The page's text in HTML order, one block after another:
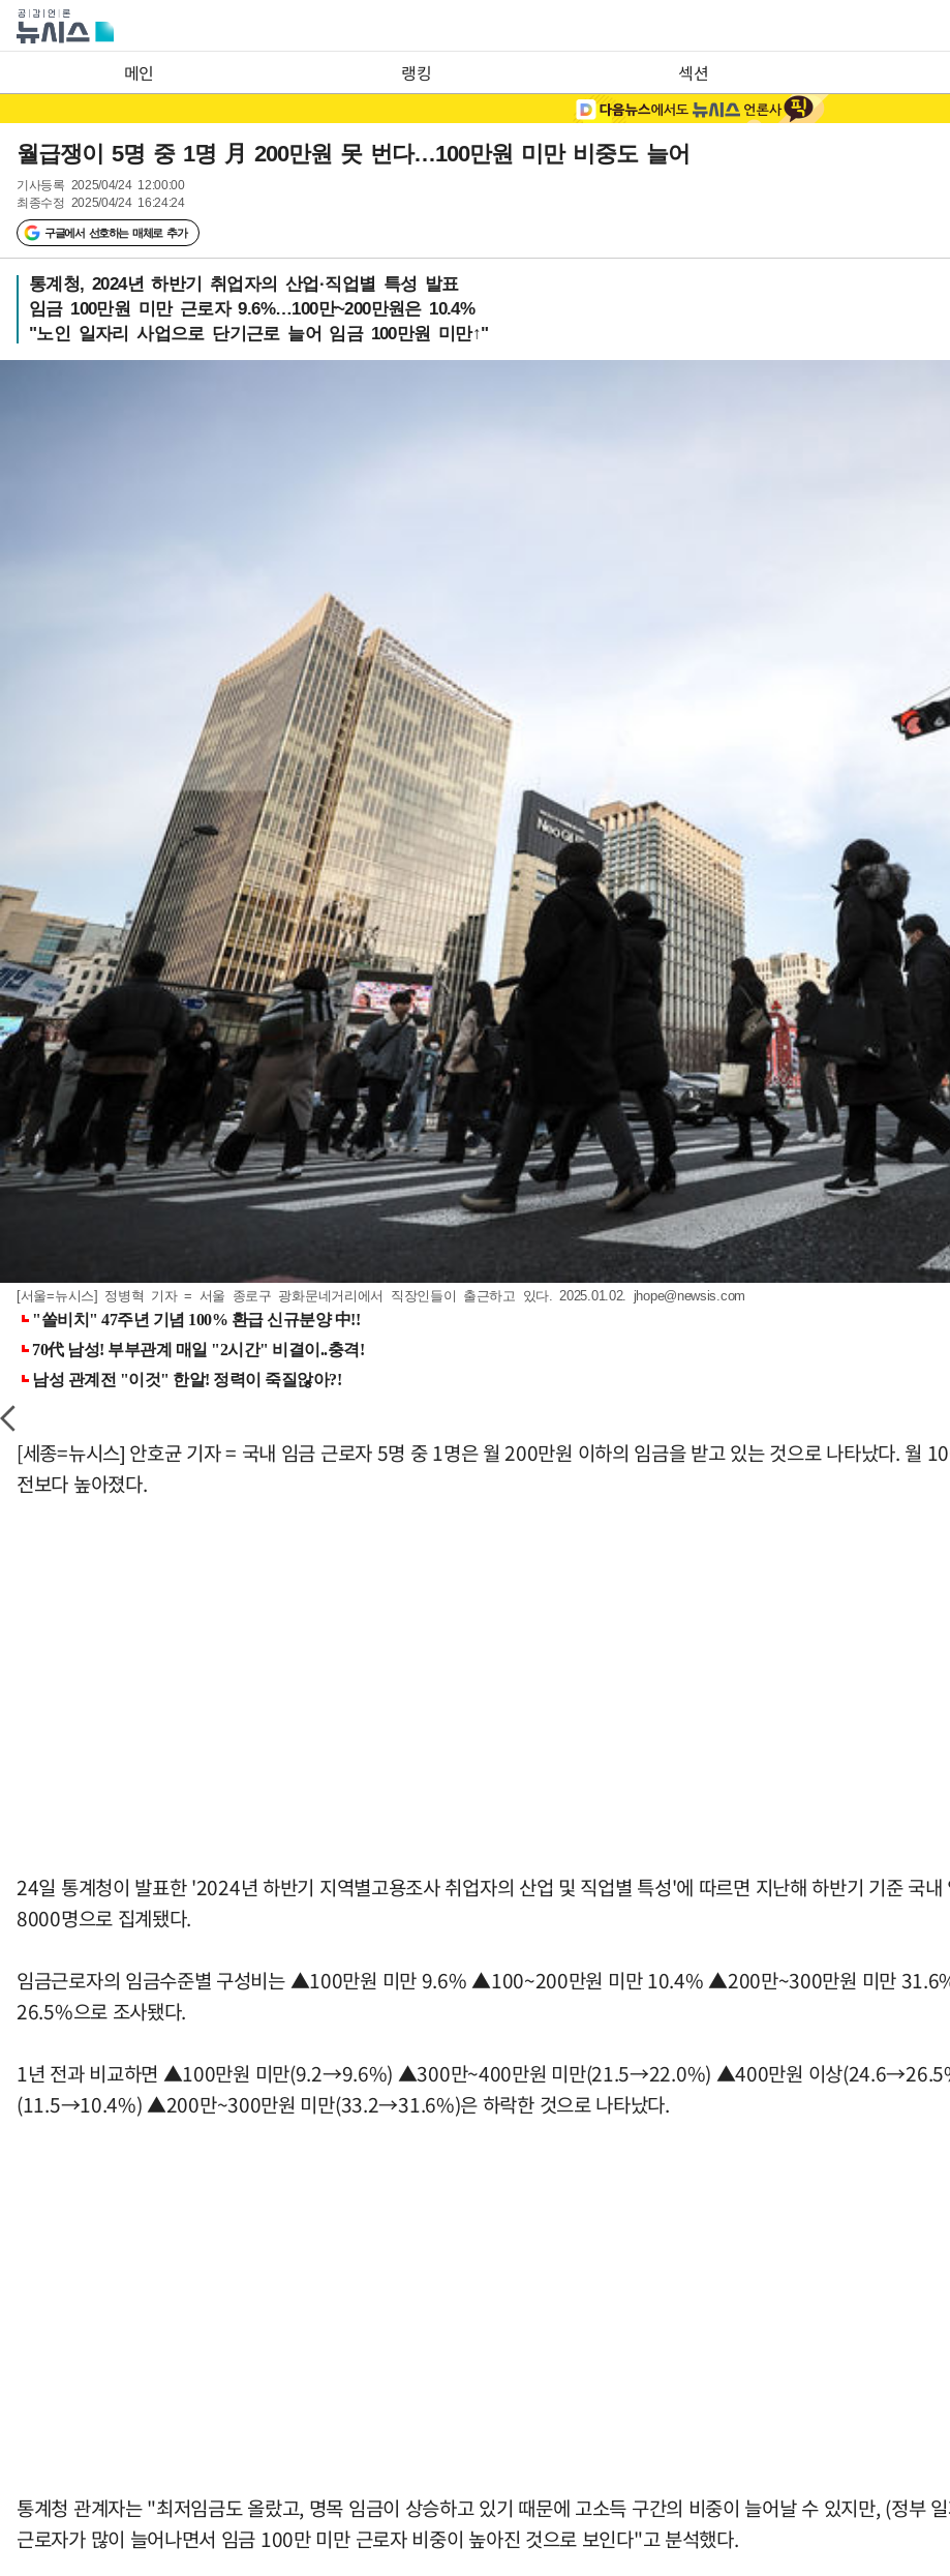
메인 랭킹 섹션
월급쟁이 5명 중 1명 月 200만원 못 번다…100만원 미만 비중도 늘어
기사등록 2025/04/24 12:00:00
최종수정 2025/04/24 16:24:24
구글에서 선호하는 매체로 추가
통계청, 2024년 하반기 취업자의 산업·직업별 특성 발표
임금 100만원 미만 근로자 9.6%…100만~200만원은 10.4%
"노인 일자리 사업으로 단기근로 늘어 임금 100만원 미만↑"
[서울=뉴시스] 정병혁 기자 = 서울 종로구 광화문네거리에서 직장인들이 출근하고 있다. 2025.01.02. jhope@newsis.com
[세종=뉴시스] 안호균 기자 = 국내 임금 근로자 5명 중 1명은 월 200만원 이하의 임금을 받고 있는 것으로 나타났다. 월
전보다 높아졌다.
24일 통계청이 발표한 '2024년 하반기 지역별고용조사 취업자의 산업 및 직업별 특성'에 따르면 지난해 하반기 기준 국
8000명으로 집계됐다.
임금근로자의 임금수준별 구성비는 ▲100만원 미만 9.6% ▲100~200만원 미만 10.4% ▲200만~300만원 미만
26.5%으로 조사됐다.
1년 전과 비교하면 ▲100만원 미만(9.2→9.6%) ▲300만~400만원 미만(21.5→22.0%) ▲400만원 이상
(11.5→10.4%) ▲200만~300만원 미만(33.2→31.6%)은 하락한 것으로 나타났다.
통계청 관계자는 "최저임금도 올랐고, 명목 임금이 상승하고 있기 때문에 고소득 구간의 비중이 늘어날 수 있지만, (정부
근로자가 많이 늘어나면서 임금 100만 미만 근로자 비중이 높아진 것으로 보인다"고 분석했다.